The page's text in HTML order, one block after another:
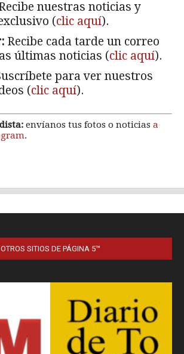
OTROS SITIOS DE PÁGINA 5™